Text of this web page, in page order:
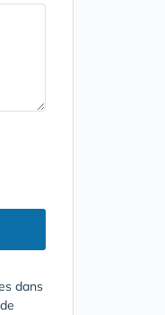
dans